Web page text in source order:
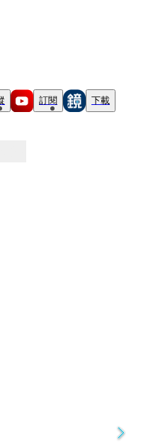
訂閱 下載